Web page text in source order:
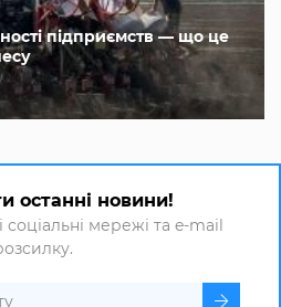
підприємств — що це
останні новини!
мережі та e-mail